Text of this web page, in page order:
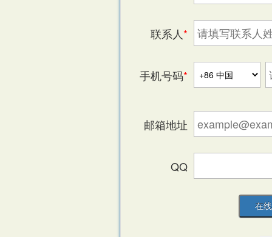
联系人*
手机号码*
滑动验证
邮箱地址
QQ